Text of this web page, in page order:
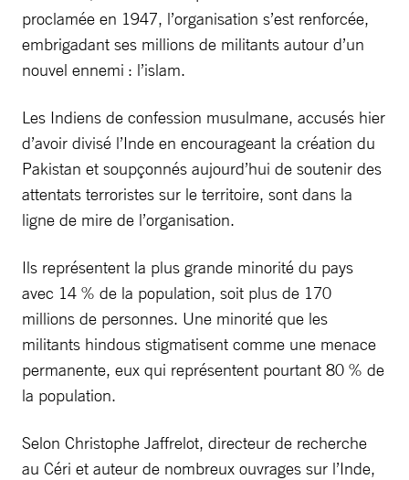
proclamée en 1947, l’organisation s’est renforcée,
embrigadant ses millions de militants autour d’un
nouvel ennemi : l’islam.
Les Indiens de confession musulmane, accusés hier
d’avoir divisé l’Inde en encourageant la création du
Pakistan et soupçonnés aujourd’hui de soutenir des
attentats terroristes sur le territoire, sont dans la
ligne de mire de l’organisation.
Ils représentent la plus grande minorité du pays
avec 14 % de la population, soit plus de 170
millions de personnes. Une minorité que les
militants hindous stigmatisent comme une menace
permanente, eux qui représentent pourtant 80 % de
la population.
Selon Christophe Jaffrelot, directeur de recherche
au Céri et auteur de nombreux ouvrages sur l’Inde,